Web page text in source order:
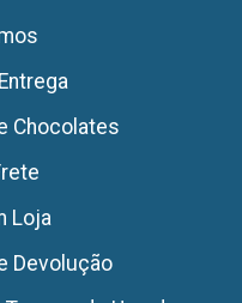
Chocolates
Loja
Devolução